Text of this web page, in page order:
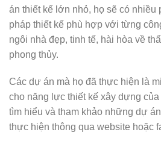
án thiết kế lớn nhỏ, họ sẽ có nhiều
pháp thiết kế phù hợp với từng
ngôi nhà đẹp, tinh tế, hài hòa về
phong thủy.
Các dự án mà họ đã thực hiện là
cho năng lực thiết kế xây dựng
tìm hiểu và tham khảo những dự
thực hiện thông qua website hoặc